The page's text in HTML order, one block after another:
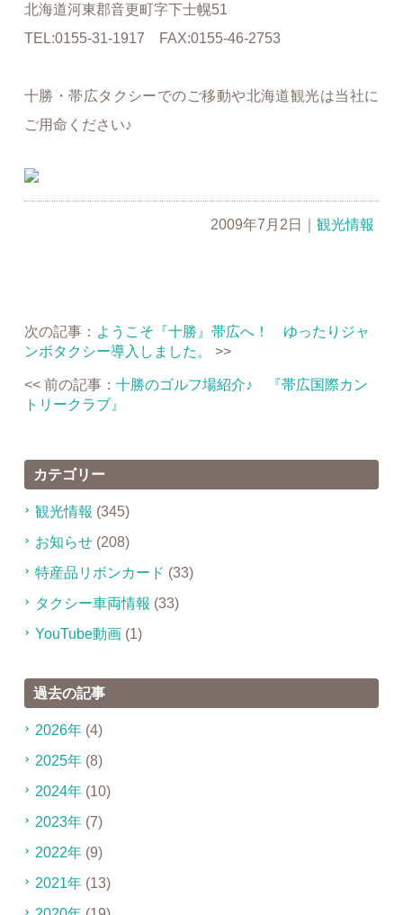
北海道河東郡音更町字下士幌51
TEL:0155-31-1917 FAX:0155-46-2753
十勝・帯広タクシーでのご移動や北海道観光は当社に
ご用命ください♪
2009年7月2日 ｜観光情報
次の記事： ようこそ『十勝』帯広へ！ ゆったりジャ
ンボタクシー導入しました。
>>
<< 前の記事： 十勝のゴルフ場紹介♪ 『帯広国際カン
トリークラブ』
カテゴリー
観光情報 (345)
お知らせ(208)
特産品リボンカード (33)
タクシー車両情報 (33)
YouTube動画(1)
過去の記事
2026年(4)
2025年(8)
2024年(10)
2023年(7)
2022年(9)
2021年(13)